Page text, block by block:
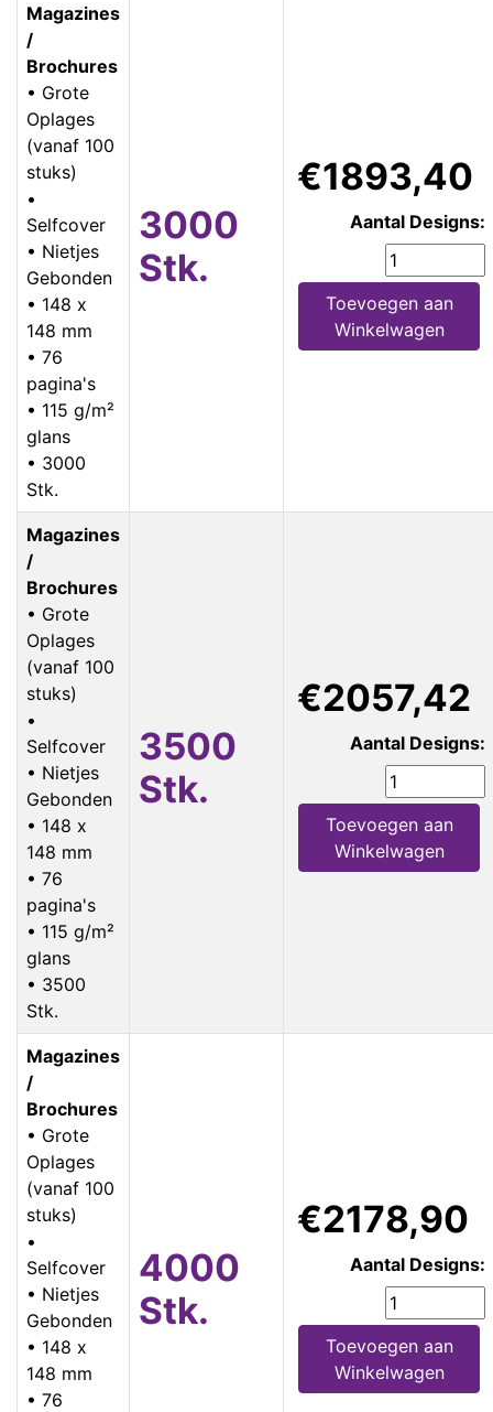
Magazines
/
Brochures
• Grote
Oplages
(vanaf 100
stuks)
•
Selfcover
• Nietjes
Gebonden
• 148 x
148 mm
• 76
pagina's
• 115 g/m²
glans
• 3000
Stk.
3000
Stk.
€1893,40
Aantal Designs:
Toevoegen aan
Winkelwagen
Magazines
/
Brochures
• Grote
Oplages
(vanaf 100
stuks)
•
Selfcover
• Nietjes
Gebonden
• 148 x
148 mm
• 76
pagina's
• 115 g/m²
glans
• 3500
Stk.
3500
Stk.
€2057,42
Aantal Designs:
Toevoegen aan
Winkelwagen
Magazines
/
Brochures
• Grote
Oplages
(vanaf 100
stuks)
•
Selfcover
• Nietjes
Gebonden
• 148 x
148 mm
• 76
4000
Stk.
€2178,90
Aantal Designs:
Toevoegen aan
Winkelwagen